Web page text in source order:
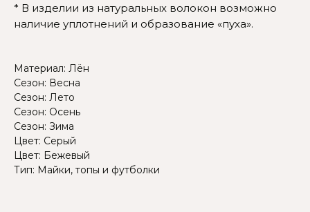
* В изделии из натуральных волокон возможно
наличие уплотнений и образование «пуха».
Материал: Лён
Сезон: Весна
Сезон: Лето
Сезон: Осень
Сезон: Зима
Цвет: Серый
Цвет: Бежевый
Тип: Майки, топы и футболки
Или напишите нам и мы
вам поможем!